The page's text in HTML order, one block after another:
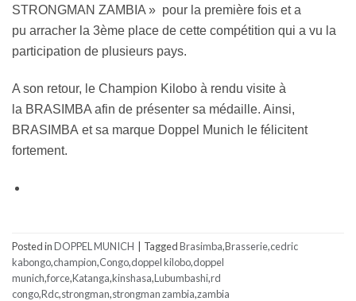
STRONGMAN ZAMBIA » pour la première fois et a
pu arracher la 3ème place de cette compétition qui a vu la
participation de plusieurs pays.
A son retour, le Champion Kilobo à rendu visite à
la BRASIMBA afin de présenter sa médaille. Ainsi,
BRASIMBA et sa marque Doppel Munich le félicitent
fortement.
Posted inDOPPEL MUNICH TaggedBrasimba,Brasserie,cedric
kabongo,champion,Congo,doppel kilobo,doppel
munich,force,Katanga,kinshasa,Lubumbashi,rd
congo,Rdc,strongman,strongman zambia,zambia